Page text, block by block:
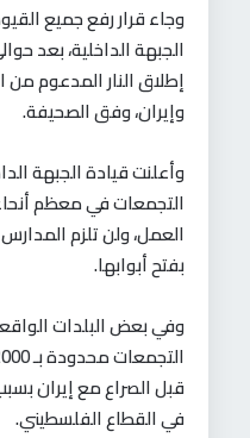
وجاء قرار رفع جميع
إطلاق النار المدعوم من
وإيران، وفق الصحيفة.
وأعلنت قيادة الجبهة
التجمعات في معظم
العمل، ولن تلزم
بفتح أبوابها.
وفي بعض البلدات
قبل الصراع مع إيران
في القطاع الفلسطيني.